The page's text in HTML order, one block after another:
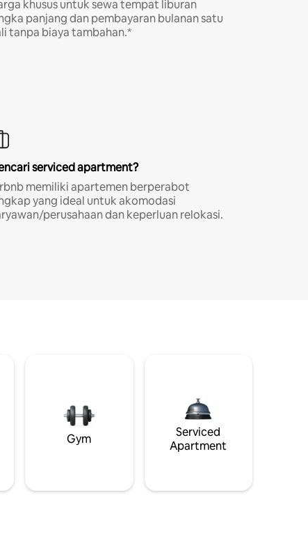
khusus untuk sewa tempat liburan
panjang dan pembayaran bulanan satu
tanpa biaya tambahan.*
serviced apartment?
memiliki apartemen berperabot
yang ideal untuk akomodasi
perusahaan dan keperluan relokasi.
Gym
Serviced
Apartment